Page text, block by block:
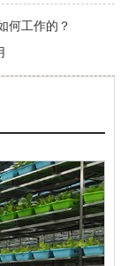
何工作的？